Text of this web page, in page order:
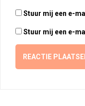
Stuur mij een e-
Stuur mij een e-